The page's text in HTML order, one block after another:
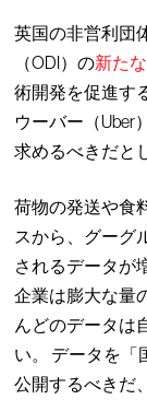
英国の非営利団
（ODI）の新た
術開発を促進す
ウーバー（Uber
求めるべきだと
荷物の発送や食
スから、グーグ
されるデータが
企業は膨大な量
んどのデータは
い。 データを「
公開するべきだ